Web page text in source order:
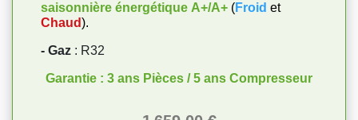
saisonnière énergétique A+/A+ (Froid et
Chaud).
- Gaz : R32
Garantie : 3 ans Pièces / 5 ans Compresseur